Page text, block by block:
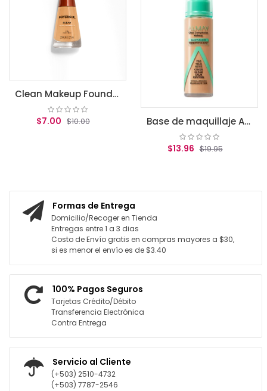
Clean Makeup Foundation, Classic Beige
Base de maquillaje Almay Clear Complexion True beige
$19.95
Formas de Entrega
Domicilio/Recoger en Tienda
Entregas entre 1 a 3 dias
Costo de Envío gratis en compras mayores a $30,
si es menor el envío es de $3.40
100% Pagos Seguros
Tarjetas Crédito/Débito
Transferencia Electrónica
Contra Entrega
Servicio al Cliente
(+503) 2510-4732
(+503) 7787-2546